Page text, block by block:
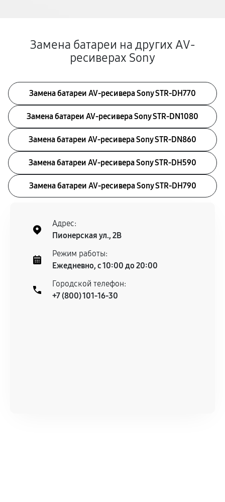
Замена батареи на других AV-
ресиверах Sony
Замена батареи AV-ресивера Sony STR-DH770
Замена батареи AV-ресивера Sony STR-DN1080
Замена батареи AV-ресивера Sony STR-DN860
Замена батареи AV-ресивера Sony STR-DH590
Замена батареи AV-ресивера Sony STR-DH790
Адрес:
Пионерская ул., 2В
Режим работы:
Ежедневно, с 10:00 до 20:00
Городской телефон:
+7 (800) 101-16-30